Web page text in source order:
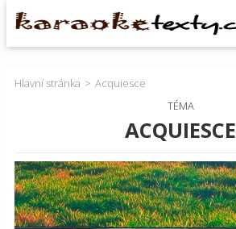
Hlavní stránka
Acquiesce
TÉMA
ACQUIESCE